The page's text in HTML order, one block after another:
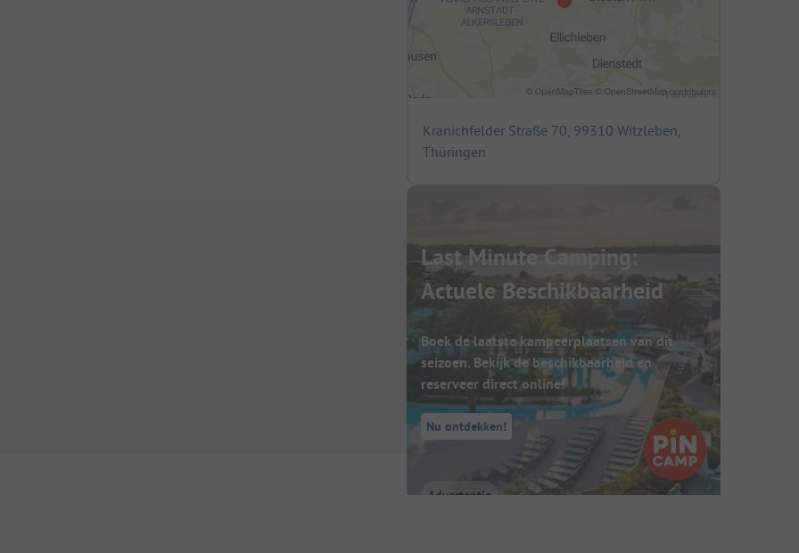
Kranichfelder Straße 70, 99310 Witzleben,
Thüringen
Last Minute Camping:
Actuele Beschikbaarheid
Boek de laatste kampeerplaatsen van dit
seizoen. Bekijk de beschikbaarheid en
reserveer direct online!
Nu ontdekken!